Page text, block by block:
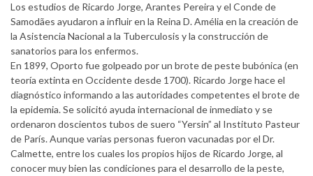
Los estudios de Ricardo Jorge, Arantes Pereira y el Conde de
Samodães ayudaron a influir en la Reina D. Amélia en la creación de
la Asistencia Nacional a la Tuberculosis y la construcción de
sanatorios para los enfermos.
En 1899, Oporto fue golpeado por un brote de peste bubónica (en
teoría extinta en Occidente desde 1700). Ricardo Jorge hace el
diagnóstico informando a las autoridades competentes el brote de
la epidemia. Se solicitó ayuda internacional de inmediato y se
ordenaron doscientos tubos de suero “Yersin” al Instituto Pasteur
de París. Aunque varias personas fueron vacunadas por el Dr.
Calmette, entre los cuales los propios hijos de Ricardo Jorge, al
conocer muy bien las condiciones para el desarrollo de la peste,